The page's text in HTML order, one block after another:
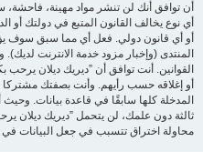
أن توافق أنك لن تنشر مواد مهينة،
أي نوع يخالف القانون المتبع في دولتك أو
أو أي قانون دولي. فعل أي مما سبق سوف
المنتدى (وإخبار مزود خدمة الانترنت
القوانين. أنت توافق أن ”ديريك ديلان يرحب
أو إغلاقه حسب رأيهم. وأنت بصفتك
المدخلة كلها سابقًا في قاعدة بيانات.
محاولة اختراق تتسبب في جعل البيانات